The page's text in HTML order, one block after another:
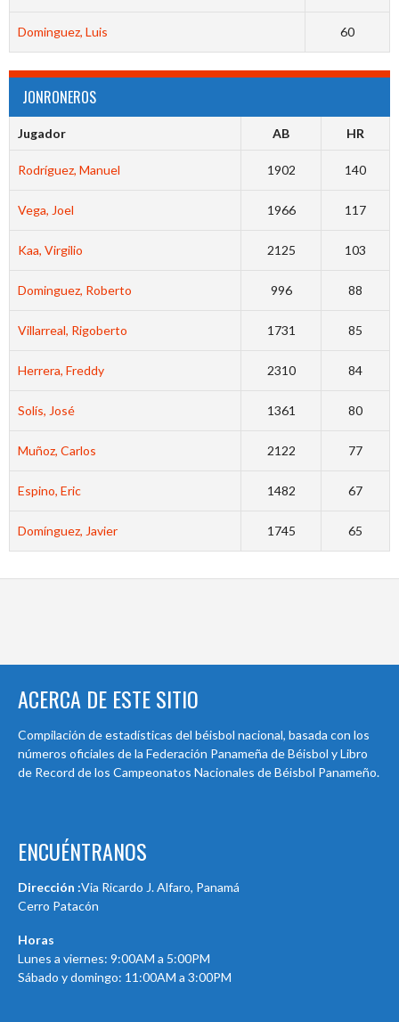
Dominguez, Luis 60
JONRONEROS
Jugador AB HR
Rodríguez, Manuel 1902 140
Vega, Joel 1966 117
Kaa, Virgilio 2125 103
Dominguez, Roberto 996 88
Villarreal, Rigoberto 1731 85
Herrera, Freddy 2310 84
Solís, José 1361 80
Muñoz, Carlos 2122 77
Espino, Eric 1482 67
Domínguez, Javier 1745 65
ACERCA DE ESTE SITIO
Compilación de estadísticas del béisbol nacional, basada con los
números oficiales de la Federación Panameña de Béisbol y Libro
de Record de los Campeonatos Nacionales de Béisbol Panameño.
ENCUÉNTRANOS
Dirección :Via Ricardo J. Alfaro, Panamá
Cerro Patacón
Horas
Lunes a viernes: 9:00AM a 5:00PM
Sábado y domingo: 11:00AM a 3:00PM